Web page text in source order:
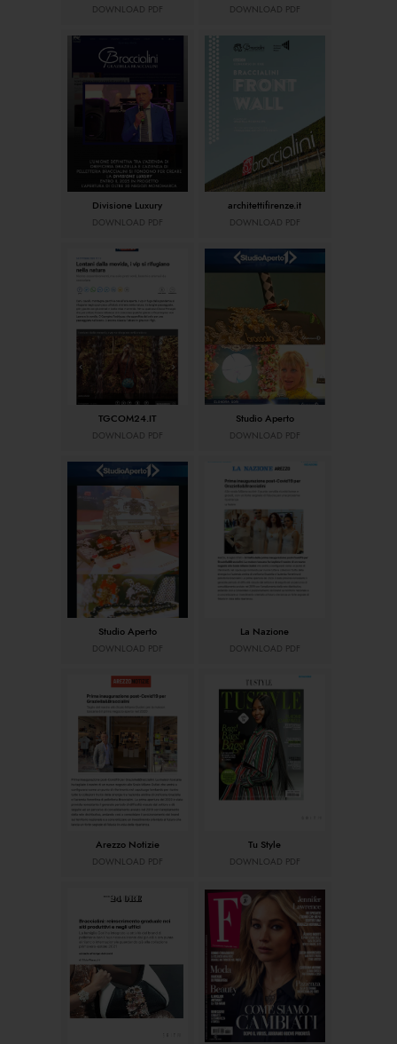
DOWNLOAD PDF DOWNLOAD PDF
Divisione Luxury
DOWNLOAD PDF
architettifirenze.it
DOWNLOAD PDF
TGCOM24.IT
DOWNLOAD PDF
Studio Aperto
DOWNLOAD PDF
Studio Aperto
DOWNLOAD PDF
La Nazione
DOWNLOAD PDF
Arezzo Notizie
DOWNLOAD PDF
Tu Style
DOWNLOAD PDF